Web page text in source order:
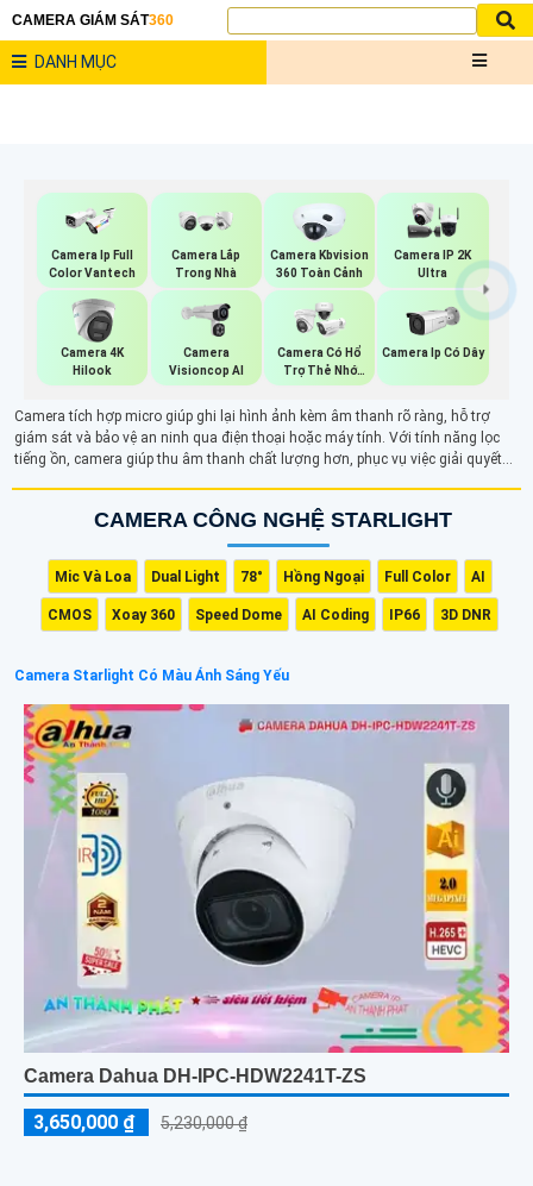
CAMERA GIÁM SÁT360
DANH MỤC
Camera Ip Full
Color Vantech
Camera Lắp
Trong Nhà
Camera Kbvision
360 Toàn Cảnh
Camera IP 2K
Ultra
Camera 4K
Hilook
Camera
Visioncop Al
Camera Có Hổ
Trợ Thẻ Nhớ
Vantech
Camera Ip Có Dây
Camera tích hợp micro giúp ghi lại hình ảnh kèm âm thanh rõ ràng, hỗ trợ
giám sát và bảo vệ an ninh qua điện thoại hoặc máy tính. Với tính năng lọc
tiếng ồn, camera giúp thu âm thanh chất lượng hơn, phục vụ việc giải quyết
phòng, cửa hàng hay nhà ở.
CAMERA CÔNG NGHỆ STARLIGHT
Mic Và Loa Dual Light 78° Hồng Ngoại Full Color AI
CMOS Xoay 360 Speed Dome AI Coding IP66 3D DNR
Camera Starlight Có Màu Ánh Sáng Yếu
Camera Dahua DH-IPC-HDW2241T-ZS
3,650,000 ₫ 5,230,000 ₫